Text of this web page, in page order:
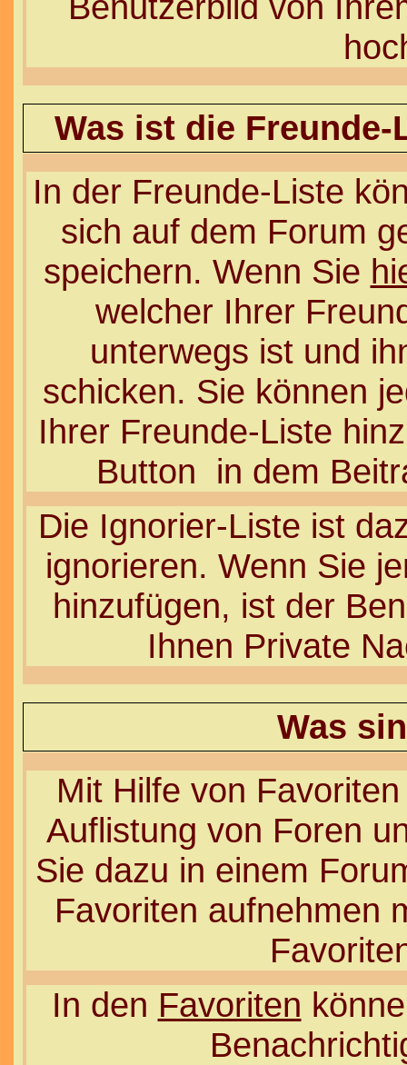
Was ist die
In der Freunde-Liste
sich auf dem Forum
speichern. Wenn Sie
welcher Ihrer
unterwegs ist und
schicken. Sie können
Ihrer Freunde-Liste
Button
in dem
Die Ignorier-Liste ist
ignorieren. Wenn Sie
hinzufügen, ist der
Ihnen Private
Was
Mit Hilfe von
Auflistung von Foren
Sie dazu in einem
Favoriten aufnehmen
In den Favoriten